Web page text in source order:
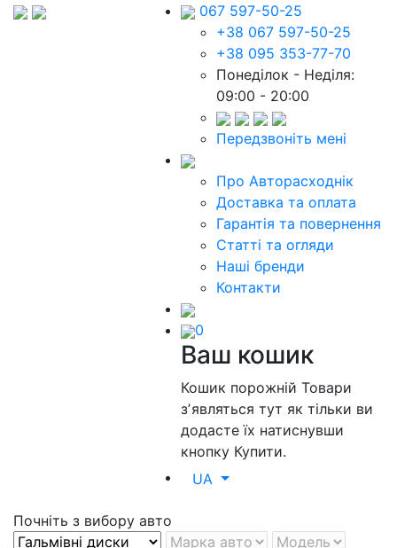
067 597-50-25
+38 067 597-50-25
+38 095 353-77-70
Понеділок - Неділя:
09:00 - 20:00
Передзвоніть мені
Про Авторасходнік
Доставка та оплата
Гарантія та повернення
Статті та огляди
Наші бренди
Контакти
0
Ваш кошик
Кошик порожнійТовари
зʼявляться тут як тільки ви
додасте їх натиснувши
кнопку Купити.
UA
Почніть з вибору авто